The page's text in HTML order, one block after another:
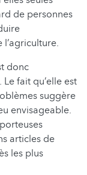
de personnes
donc
fait qu’elle est
suggère
envisageable.
articles de
les plus